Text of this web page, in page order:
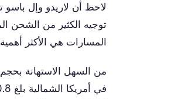
لاحظ أن لاريدو وإل
توجيه الكثير من الشحن
المسارات هي الأكثر